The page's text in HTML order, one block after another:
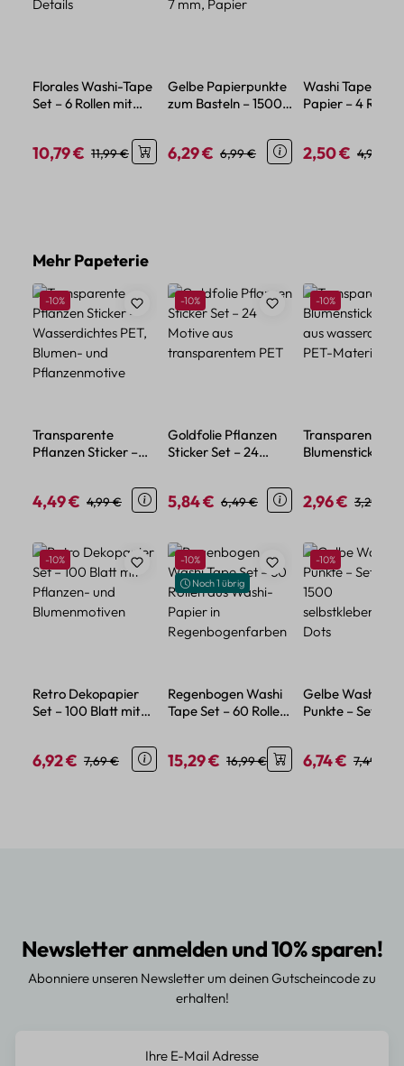
Florales Washi-Tape
Set – 6 Rollen mit
Verkaufspreis:
10,79 € Regulärer Preis:
11,99 €
Gelbe Papierpunkte
zum Basteln – 1500
Verkaufspreis:
6,29 € Regulärer Preis:
6,99 €
Washi Tape Set
Papier – 4
Verkaufspreis:
2,50 € 4,99 €
Produktgalerie überspringen
Mehr Papeterie
Rabatt
-10%
Transparente
Pflanzen Sticker –
Pflanzenmotive
Verkaufspreis:
4,49 € Regulärer Preis:
4,99 €
Rabatt
-10%
Goldfolie Pflanzen
Sticker Set – 24
transparentem PET
Verkaufspreis:
5,84 € Regulärer Preis:
6,49 €
Rabatt
-10%
Transparente
Blumensticker –
Verkaufspreis:
2,96 € 3,29 €
Produktgalerie überspringen
Rabatt
-10%
Retro Dekopapier
Set – 100 Blatt mit
Verkaufspreis:
6,92 € Regulärer Preis:
7,69 €
Rabatt
-10%
Noch 1 übrig
Regenbogen Washi
Tape Set – 60 Rollen
Regenbogenfarben
Verkaufspreis:
15,29 € Regulärer Preis:
16,99 €
Rabatt
-10%
Gelbe Washi
Punkte – Set mit
Dots
Verkaufspreis:
6,74 € 7,49 €
Newsletter anmelden und 10% sparen!
Abonniere unseren Newsletter um deinen Gutscheincode zu
erhalten!